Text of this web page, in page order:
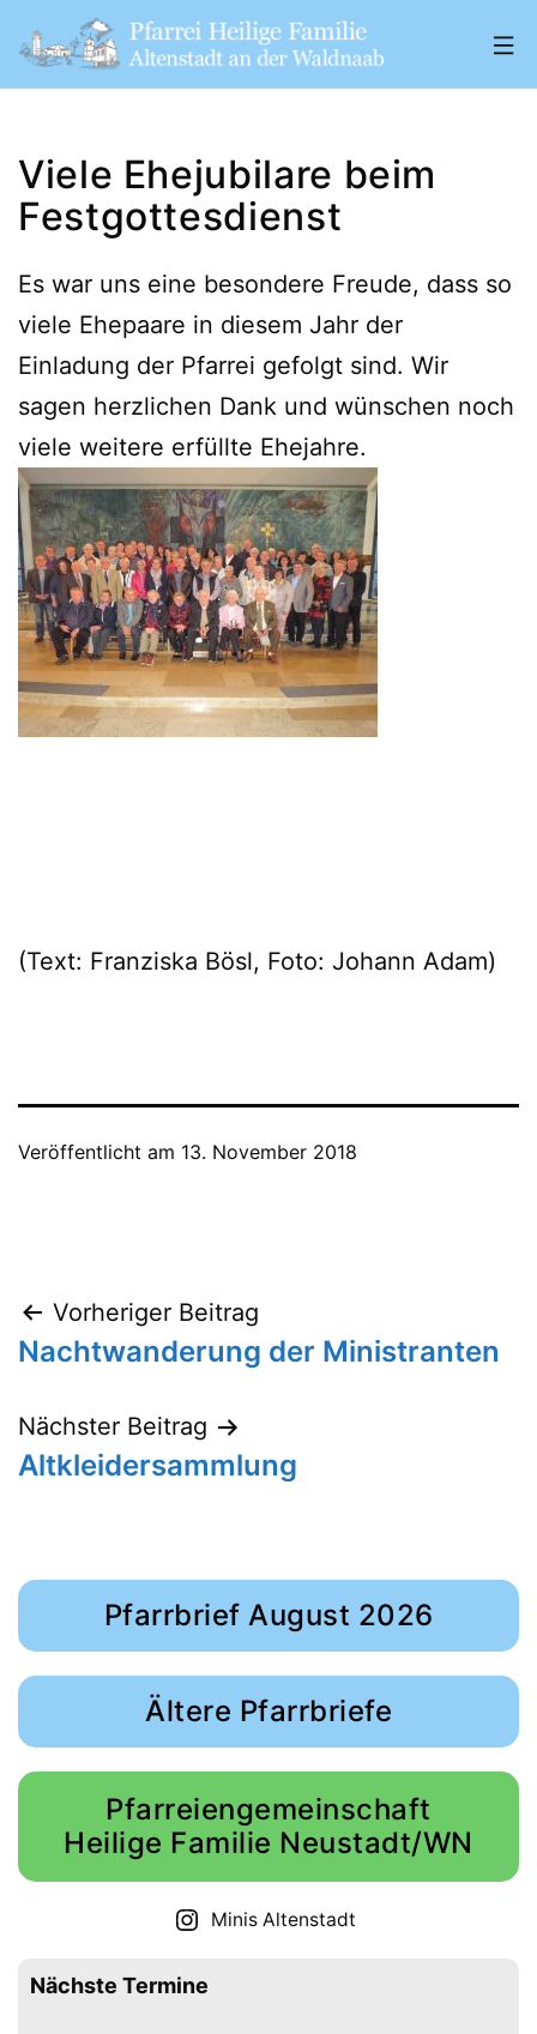
Inhalt
Familie"
Altenstadt
a.
d.
W.
Viele Ehejubilare beim
Festgottesdienst
Es war uns eine besondere Freude, dass so
viele Ehepaare in diesem Jahr der
Einladung der Pfarrei gefolgt sind. Wir
sagen herzlichen Dank und wünschen noch
viele weitere erfüllte Ehejahre.
(Text: Franziska Bösl, Foto: Johann Adam)
Veröffentlicht am 13. November 2018
Beitragsnavigation
Vorheriger Beitrag
Nachtwanderung der Ministranten
Nächster Beitrag
Altkleidersammlung
Pfarrbrief August 2026
Ältere Pfarrbriefe
Pfarreiengemeinschaft
Heilige Familie Neustadt/WN
Minis Altenstadt
Nächste Termine